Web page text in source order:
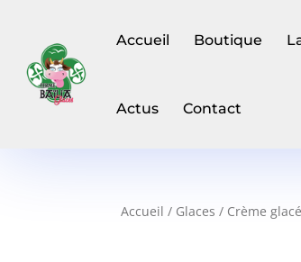
Accueil Boutique
Actus Contact
Accueil / Glaces / Crème